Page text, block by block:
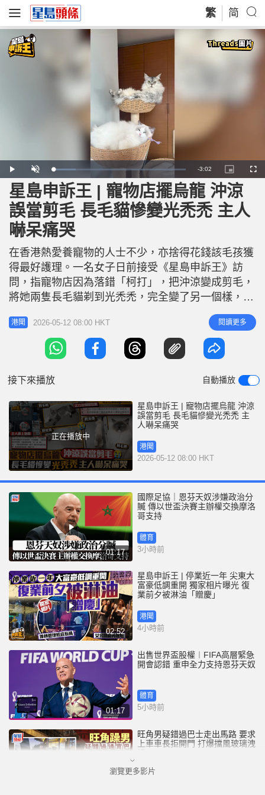
繁 简
P
l
a
y
U
n
m
u
t
e
L
o
a
d
e
d
:
1
7
.
0
4
R
e
m
n
n
-3:02
P
i
c
t
u
e
-
i
c
t
F
u
星島申訴王 | 寵物店擺烏龍 沖涼
誤當剪毛 長毛貓慘變光禿禿 主人
嚇呆痛哭
在香港熱愛養寵物的人士不少，亦捨得花錢該毛孩獲
得最好護理。一名女子日前接受《星島申訴王》訪
問，指寵物店因為落錯「柯打」，把沖涼變成剪毛，
將她兩隻長毛貓剃到光禿禿，完全變了另一個樣，把
她氣得哭了兩天，擔心貓貓之後的健康發展。 做文
職工作的Carmen，養了一隻緬因貓和一隻布偶貓，
分別叫Luigi和Luna。Carmen說兩隻貓都是長毛貓，
她一直把貓毛打理得很好，沒有皮膚病，所以她們很
港聞 2026-05-12 08:00 HKT 閱讀更多
接下來播放 自動播放
正在播放中
星島申訴王 | 寵物店擺烏龍 沖涼
誤當剪毛 長毛貓慘變光禿禿 主
人嚇呆痛哭
港聞
2026-05-12 08:00 HKT
01:17
國際足協｜恩芬天奴涉嫌政治分
贓 傳以世盃決賽主辦權交換摩洛
哥支持
體育
3小時前
02:52
星島申訴王 | 停業近一年 尖東大
富豪低調重開 獨家相片曝光 復
業前夕被淋油「贈慶」
港聞
4小時前
01:17
出售世界盃股權︱FIFA高層緊急
開會認錯 重申全力支持恩芬天奴
體育
5小時前
旺角男疑錯過巴士走出馬路 要求
上車車長拒開門 打爆擋風玻璃洩
港聞
瀏覽更多影片